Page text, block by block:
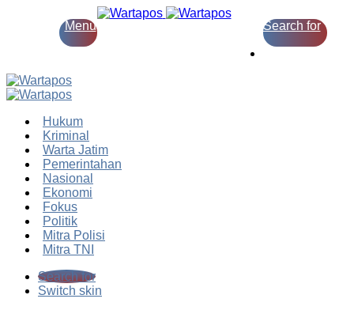
Menu Search for
Hukum
Kriminal
Warta Jatim
Pemerintahan
Nasional
Ekonomi
Fokus
Politik
Mitra Polisi
Mitra TNI
Search for
Switch skin